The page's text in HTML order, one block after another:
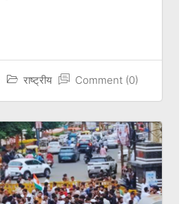
राष्ट्रीय Comment (0)